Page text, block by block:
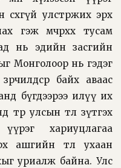
улстөржих эрх
мөчөөрхөх тусам
нь эдийн засгийн
Монголоор нь гэдэг
байх аваас
бүгдээрээ илүү их
улсын төлөө зүтгэх
хариуцлагаа
ашгийн төлөө ухаан
уриалж байна. Улс